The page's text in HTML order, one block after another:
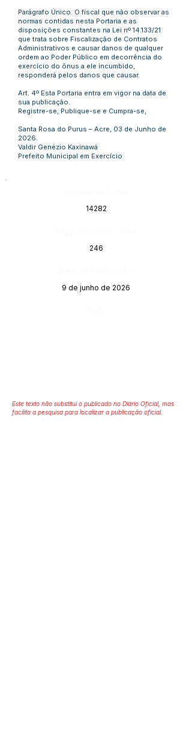
Parágrafo Único. O fiscal que não observar as
normas contidas nesta Portaria e as
disposições constantes na Lei nº 14.133/21
que trata sobre Fiscalização de Contratos
Administrativos e causar danos de qualquer
ordem ao Poder Público em decorrência do
exercício do ônus a ele incumbido,
responderá pelos danos que causar.
Art. 4º Esta Portaria entra em vigor na data de
sua publicação.
Registre-se, Publique-se e Cumpra-se,
Santa Rosa do Purus – Acre, 03 de Junho de
2026.
Valdir Genézio Kaxinawá
Prefeito Municipal em Exercício
14282
246
9 de junho de 2026
Este texto não substitui o publicado no Diário Oficial, mas
facilita a pesquisa para localizar a publicação oficial.